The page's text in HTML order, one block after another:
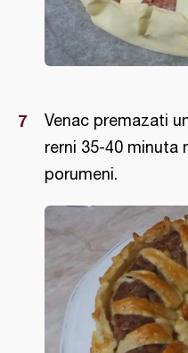
Venac premazati
rerni 35-40 minuta
porumeni.